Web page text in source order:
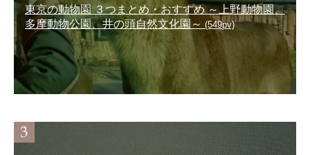
東京の動物園 ３つまとめ・おすすめ ～上野動物園、
多摩動物公園、井の頭自然文化園～ (549pv)